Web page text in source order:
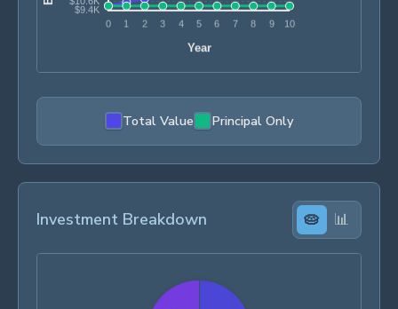
Total Value Principal Only
Investment Breakdown 🥧 📊